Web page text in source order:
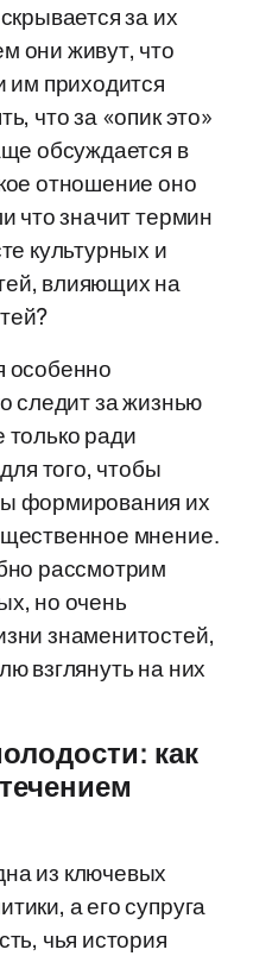
за их
они живут, что
им приходится
что за «опик это»
обсуждается в
отношение оно
что значит термин
культурных и
влияющих на
особенно
следит за жизнью
только ради
того, чтобы
формирования их
мнение.
рассмотрим
но очень
знаменитостей,
взглянуть на них
как
из ключевых
а его супруга
чья история